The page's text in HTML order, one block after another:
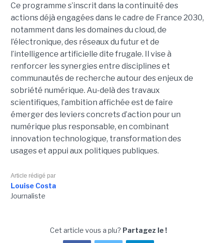
Ce programme s’inscrit dans la continuité des
actions déjà engagées dans le cadre de France 2030,
notamment dans les domaines du cloud, de
l’électronique, des réseaux du futur et de
l’intelligence artificielle dite frugale. Il vise à
renforcer les synergies entre disciplines et
communautés de recherche autour des enjeux de
sobriété numérique. Au-delà des travaux
scientifiques, l’ambition affichée est de faire
émerger des leviers concrets d’action pour un
numérique plus responsable, en combinant
innovation technologique, transformation des
usages et appui aux politiques publiques.
Article rédigé par
Louise Costa
Journaliste
Cet article vous a plu? Partagez le !